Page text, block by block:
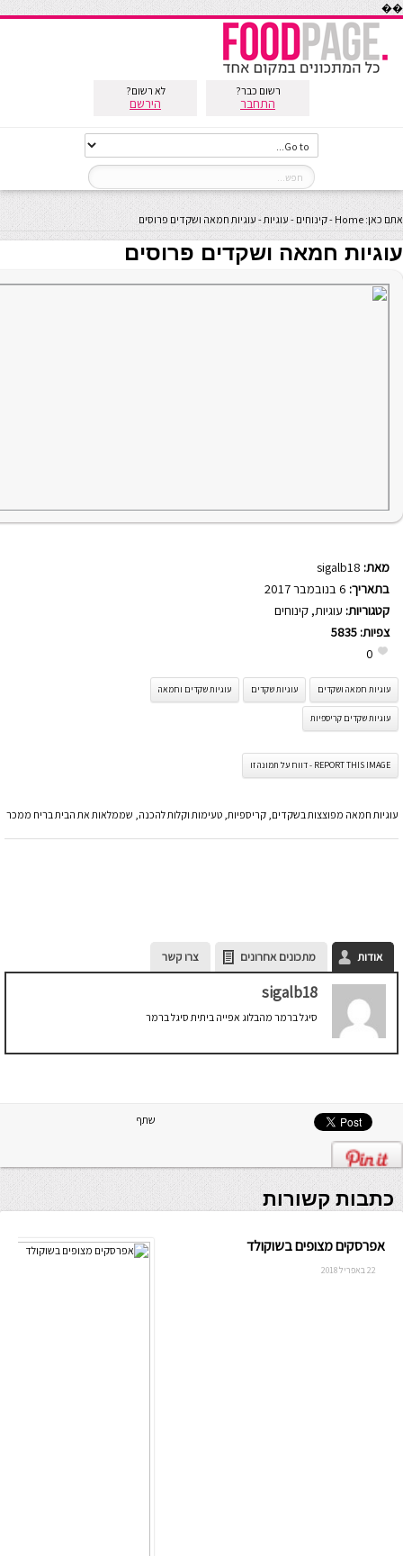
��
רשום כבר?
התחבר
לא רשום?
הירשם
אתם כאן: Home
-קינוחים - עוגיות- עוגיות חמאה ושקדים פרוסים
עוגיות חמאה ושקדים פרוסים
מאת: sigalb18
בתאריך:
קטגוריות: עוגיות, קינוחים
צפיות: 5835
0
עוגיות חמאה ושקדים עוגיות שקדים עוגיות שקדים וחמאה
עוגיות שקדים קריספיות
REPORT THIS IMAGE - דווח על תמונה זו
עוגיות חמאה מפוצצות בשקדים, קריספיות, טעימות וקלות להכנה, שממלאות את הבית בריח ממכר
אודות מתכונים אחרונים צרו קשר
sigalb18
סיגל ברמר מהבלוג אפייה ביתית סיגל ברמר
שתף
כתבות קשורות
אפרסקים מצופים בשוקולד
22 באפריל 2018